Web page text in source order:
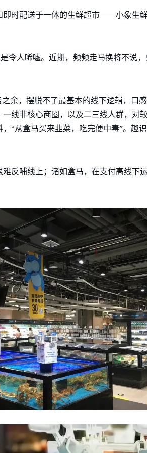
即时配送于一体的生鲜超市——小象生
令人唏嘘。近期，频频走马换将不说
余，摆脱不了最基本的线下逻辑，口
线非核心商圈，以及二三线人群，对
“从盒马买来韭菜，吃完便中毒”。趣
反哺线上；诸如盒马，在支付高线下